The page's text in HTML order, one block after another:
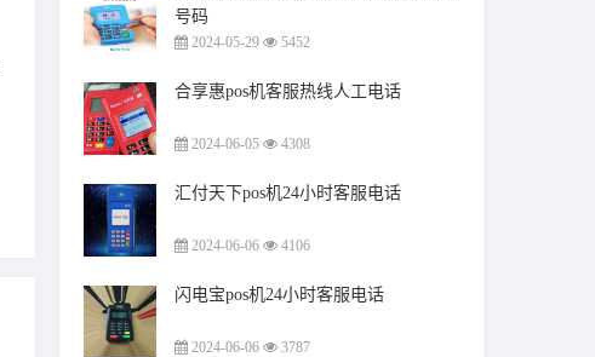
号码
2024-05-29 5452
合享惠pos机客服热线人工电话
2024-06-05 4308
汇付天下pos机24小时客服电话
2024-06-06 4106
闪电宝pos机24小时客服电话
2024-06-06 3787